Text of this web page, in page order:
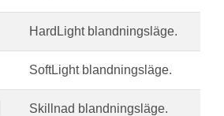
HardLight blandningsläge.
SoftLight blandningsläge.
Skillnad blandningsläge.